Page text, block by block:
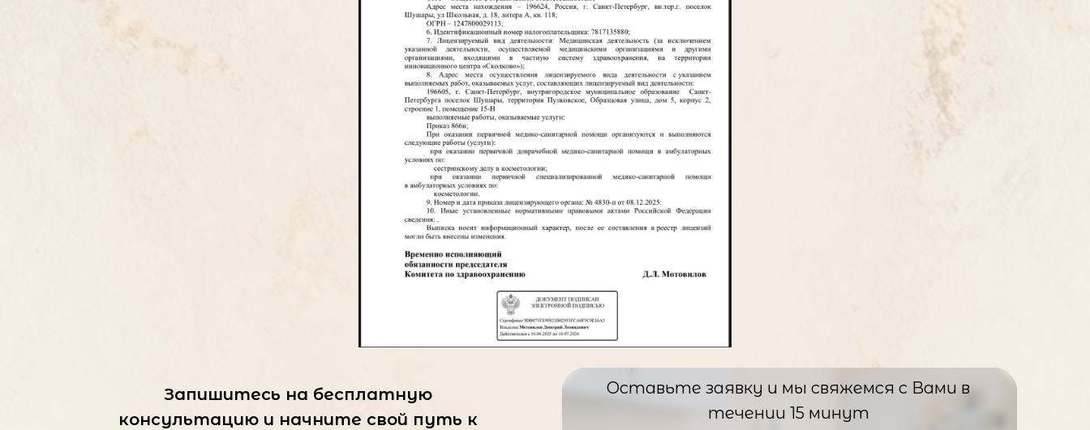
Оставьте заявку и мы свяжемся с Вами в
течении 15 минут
Запишитесь на бесплатную
консультацию и начните свой путь к
+7
Отправить
Нажимая на кнопку, вы даёте своё согласие на
Оставьте заявку и мы
свяжемся с Вами в течение 15
минут